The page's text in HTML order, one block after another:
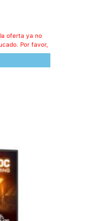
oferta ya no
Por favor,